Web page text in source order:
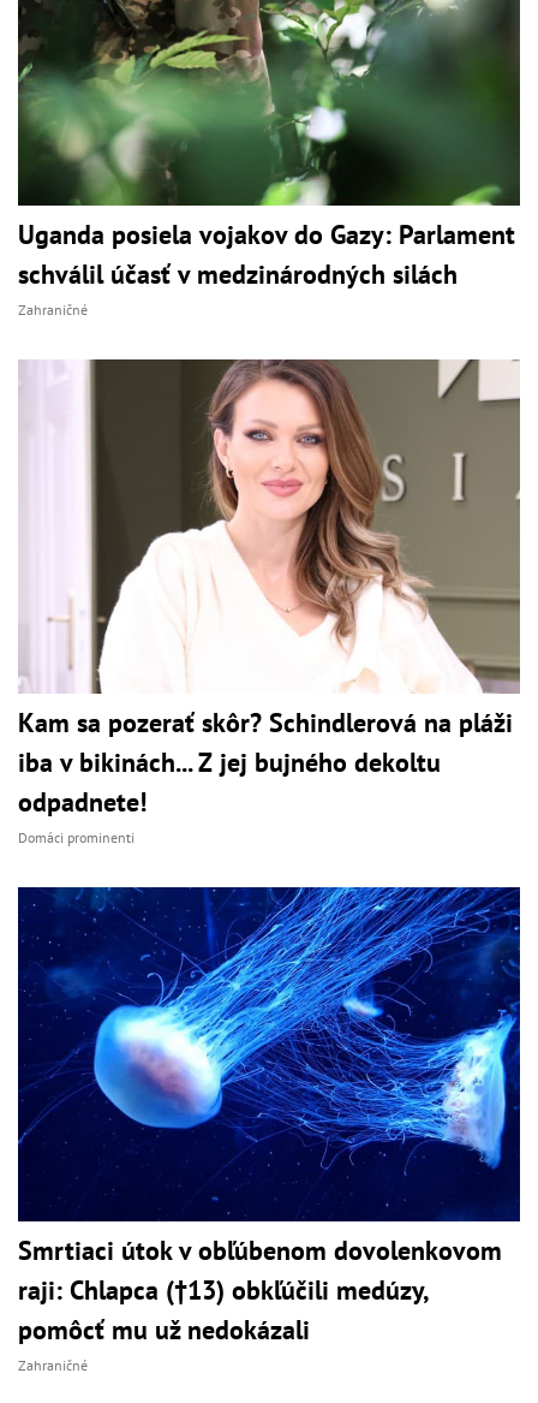
Uganda posiela vojakov do Gazy: Parlament
schválil účasť v medzinárodných silách
Zahraničné
Kam sa pozerať skôr? Schindlerová na pláži
iba v bikinách... Z jej bujného dekoltu
odpadnete!
Domáci prominenti
Smrtiaci útok v obľúbenom dovolenkovom
raji: Chlapca (†13) obkľúčili medúzy,
pomôcť mu už nedokázali
Zahraničné